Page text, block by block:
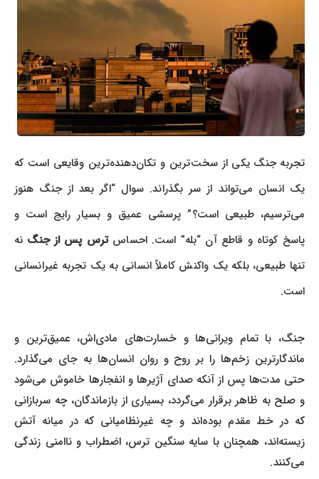
تجربه جنگ یکی از سخت‌ترین و تکان‌دهنده‌ترین وقایعی است که
یک انسان می‌تواند از سر بگذراند. سوال “اگر بعد از جنگ هنوز
می‌ترسیم، طبیعی است؟” پرسشی عمیق و بسیار رایج است و
پاسخ کوتاه و قاطع آن “بله” است. احساسترس پس از جنگنه
تنها طبیعی، بلکه یک واکنش کاملاً انسانی به یک تجربه غیرانسانی
است.
جنگ، با تمام ویرانی‌ها و خسارت‌های مادی‌اش، عمیق‌ترین و
ماندگارترین زخم‌ها را بر روح و روان انسان‌ها به جای می‌گذارد.
حتی مدت‌ها پس از آنکه صدای آژیرها و انفجارها خاموش می‌شود
و صلح به ظاهر برقرار می‌گردد، بسیاری از بازماندگان، چه سربازانی
که در خط مقدم بوده‌اند و چه غیرنظامیانی که در میانه آتش
زیسته‌اند، همچنان با سایه سنگین ترس، اضطراب و ناامنی زندگی
می‌کنند.